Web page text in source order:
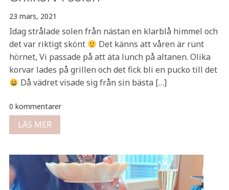
23 mars, 2021
Idag strålade solen från nästan en klarblå himmel och
det var riktigt skönt
Det känns att våren är runt
hörnet, Vi passade på att äta lunch på altanen. Olika
korvar lades på grillen och det fick bli en pucko till det
Då vädret visade sig från sin bästa […]
0 kommentarer
LÄS MER